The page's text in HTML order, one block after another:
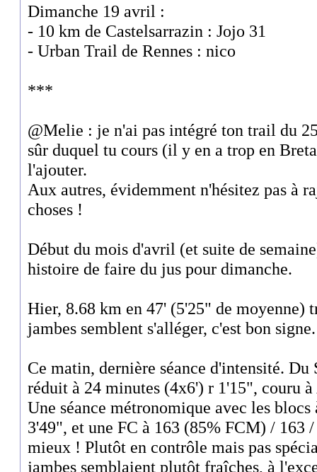
Dimanche 19 avril :
- 10 km de Castelsarrazin : Jojo 31
- Urban Trail de Rennes : nico
***
@Melie : je n'ai pas intégré ton trail du
sûr duquel tu cours (il y en a trop en
l'ajouter.
Aux autres, évidemment n'hésitez pas à
choses !
Début du mois d'avril (et suite de
histoire de faire du jus pour dimanche.
Hier, 8.68 km en 47' (5'25" de moyenne)
jambes semblent s'alléger, c'est bon signe.
Ce matin, dernière séance d'intensité.
réduit à 24 minutes (4x6') r 1'15", couru
Une séance métronomique avec les
3'49", et une FC à 163 (85% FCM) /
mieux ! Plutôt en contrôle mais pas
jambes semblaient plutôt fraîches, à